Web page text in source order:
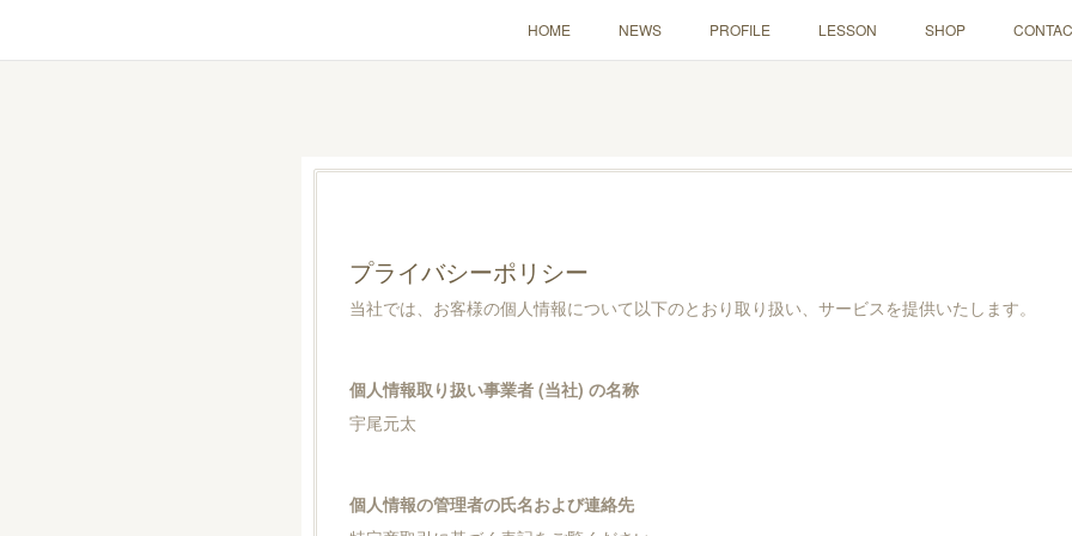
HOME NEWS PROFILE LESSON SHOP
プライバシーポリシー
当社では、お客様の個人情報について以下のとおり取り扱い、サービスを提供いたします。
個人情報取り扱い事業者 (当社) の名称
宇尾元太
個人情報の管理者の氏名および連絡先